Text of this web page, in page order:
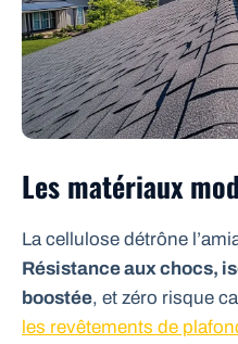
Les matériaux
La cellulose détrône
Résistance aux chocs,
boostée, et zéro risque
les revêtements de